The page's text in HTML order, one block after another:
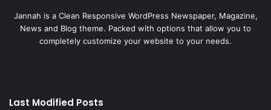
Jannah is a Clean Responsive WordPress Newspaper, Magazine,
News and Blog theme. Packed with options that allow you to
completely customize your website to your needs.
Last Modified Posts